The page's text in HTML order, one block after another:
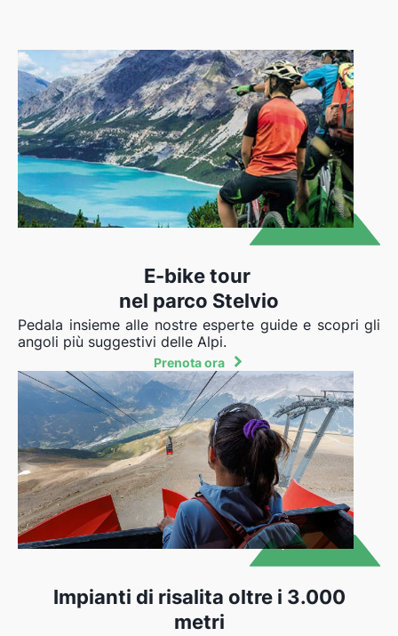
E-bike tour
nel parco Stelvio
Pedala insieme alle nostre esperte guide e scopri gli
angoli più suggestivi delle Alpi.
Prenota ora
Impianti di risalita oltre i 3.000
metri